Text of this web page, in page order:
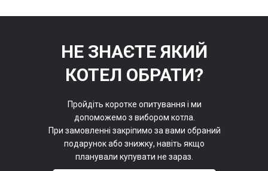
НЕ ЗНАЄТЕ ЯКИЙ
КОТЕЛ ОБРАТИ?
Пройдіть коротке опитування і ми
допоможемо з вибором котла.
При замовленні закріпимо за вами обраний
подарунок або знижку, навіть якщо
планували купувати не зараз.